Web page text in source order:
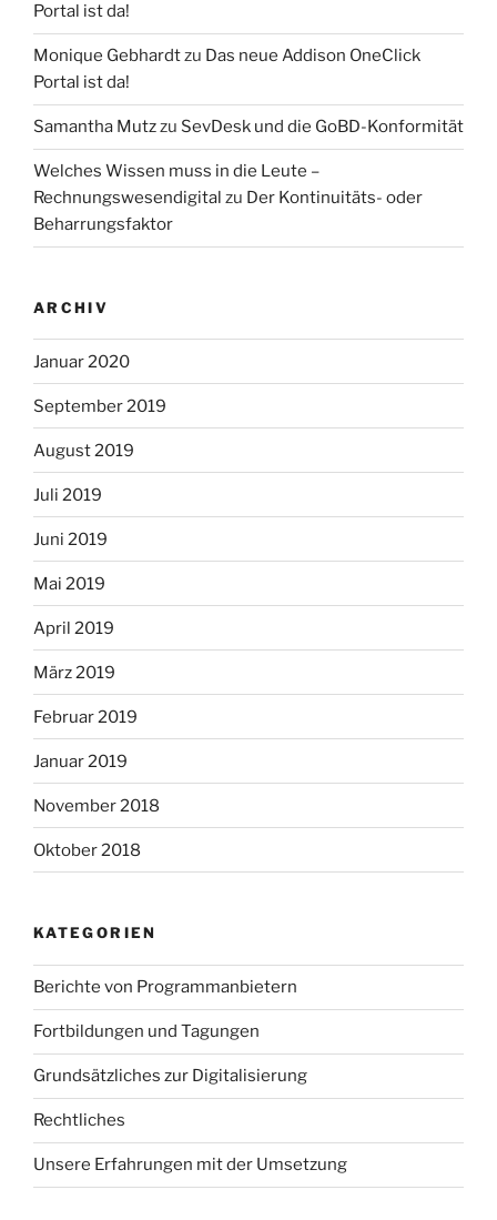
Portal ist da!
Monique Gebhardtzu Das neue Addison OneClick
Portal ist da!
Samantha Mutzzu SevDesk und die GoBD-Konformität
Welches Wissen muss in die Leute –
Rechnungswesendigital zu Der Kontinuitäts- oder
Beharrungsfaktor
ARCHIV
Januar 2020
September 2019
August 2019
Juli 2019
Juni 2019
Mai 2019
April 2019
März 2019
Februar 2019
Januar 2019
November 2018
Oktober 2018
KATEGORIEN
Berichte von Programmanbietern
Fortbildungen und Tagungen
Grundsätzliches zur Digitalisierung
Rechtliches
Unsere Erfahrungen mit der Umsetzung